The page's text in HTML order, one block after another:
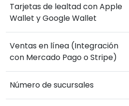
Tarjetas de lealtad con Apple
Wallet y Google Wallet
Ventas en línea (Integración
con Mercado Pago o Stripe)
Número de sucursales